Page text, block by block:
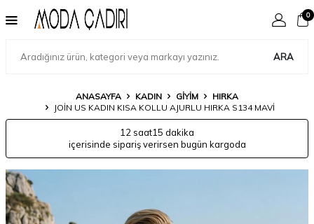
ARA
0
ANASAYFA KADIN GIYIM
HIRKA
JOIN US KADIN KISA KOLLU AJURLU HIRKA S134 MAVI
12 saat15 dakika
içerisinde sipariş verirsen bugün kargoda